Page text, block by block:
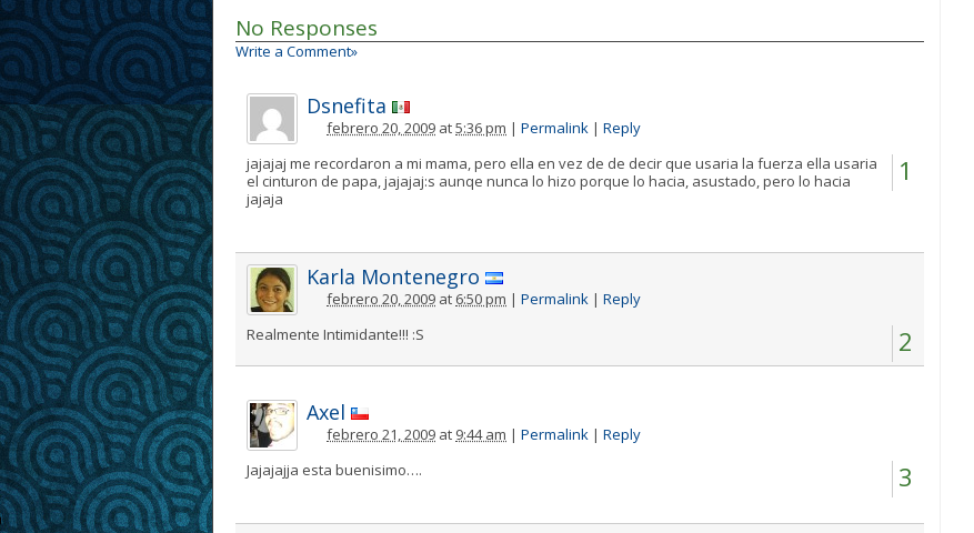
No Responses
Write a Comment»
Dsnefita
febrero 20, 2009 at5:36 pm | Permalink | Reply
1
jajajaj me recordaron a mi mama, pero ella en vez de de decir que usaria la fuerza ella usaria
el cinturon de papa, jajajaj:s aunqe nunca lo hizo porque lo hacia, asustado, pero lo hacia
jajaja
Karla Montenegro
febrero 20, 2009 at 6:50 pm | Permalink | Reply
2
Realmente Intimidante!!! :S
Axel
febrero 21, 2009 at 9:44 am | Permalink | Reply
3
Jajajajja esta buenisimo….